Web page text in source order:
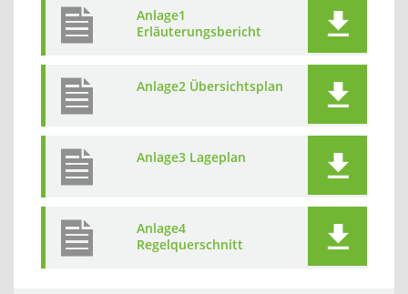
Anlage1
Erläuterungsbericht
Anlage2 Übersichtsplan
Anlage3 Lageplan
Anlage4
Regelquerschnitt